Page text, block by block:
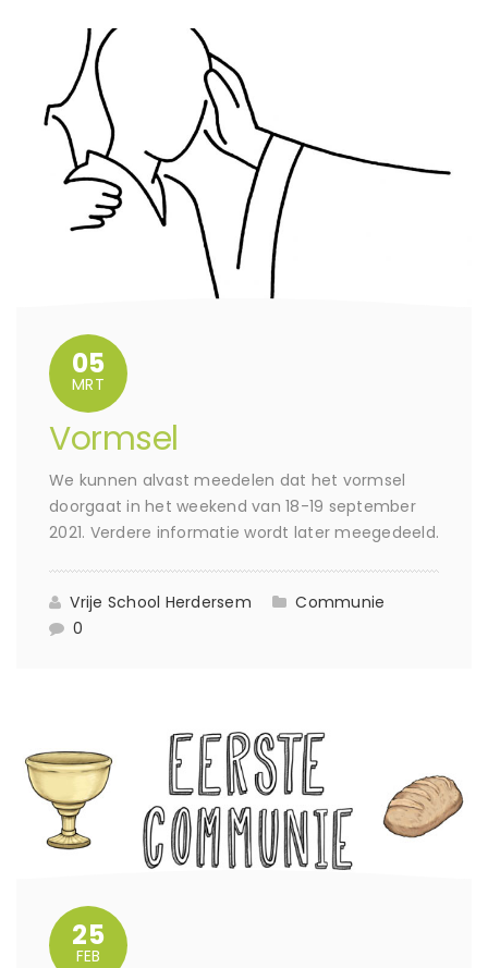
05
MRT
Vormsel
We kunnen alvast meedelen dat het vormsel
doorgaat in het weekend van 18-19 september
2021. Verdere informatie wordt later meegedeeld.
Vrije School Herdersem
Communie
0
25
FEB